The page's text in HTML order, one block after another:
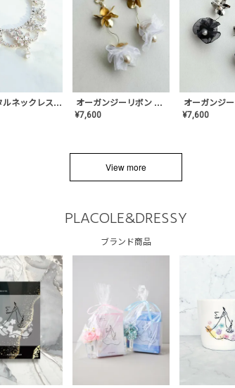
クリスタルネックレス-Lace【MA-CONL-02】 オーガンジーリボン バレリーナイヤリング&ピアス【White】〈PV-COER-12〉
¥7,600 ¥7,600
View more
PLACOLE&DRESSY
ブランド商品